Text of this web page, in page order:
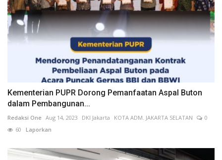
Kementerian PUPR Dorong Pemanfaatan Aspal Buton
dalam Pembangunan...
Redaksi One Aug 14, 2023 DKI Jakarta KOTA ADM. JAKARTA SELATAN
0
60 Laporkan